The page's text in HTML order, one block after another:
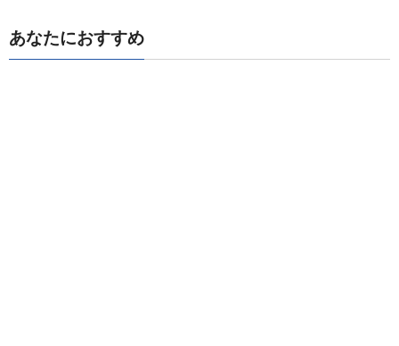
あなたにおすすめ